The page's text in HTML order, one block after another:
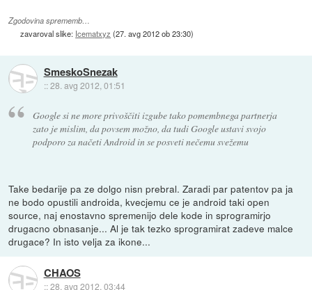
Zgodovina sprememb…
zavaroval slike: Icematxyz (27. avg 2012 ob 23:30)
SmeskoSnezak
::28. avg 2012, 01:51
Google si ne more privoščiti izgube tako pomembnega partnerja
zato je mislim, da povsem možno, da tudi Google ustavi svojo
podporo za načeti Android in se posveti nečemu svežemu
Take bedarije pa ze dolgo nisn prebral. Zaradi par patentov pa ja
ne bodo opustili androida, kvecjemu ce je android taki open
source, naj enostavno spremenijo dele kode in sprogramirjo
drugacno obnasanje... Al je tak tezko sprogramirat zadeve malce
drugace? In isto velja za ikone...
CHAOS
::28. avg 2012, 03:44